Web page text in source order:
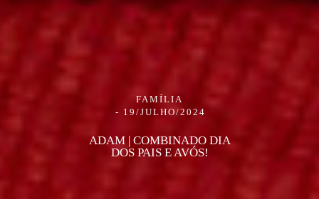
FAMÍLIA
19/JULHO/2024
ADAM | COMBINADO DIA
DOS PAIS E AVÓS!